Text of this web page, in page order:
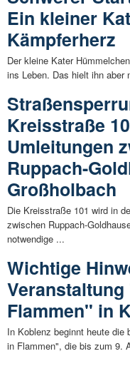
Ein kleiner
Kämpferherz
Der kleine Kater
ins Leben. Das hielt ihn aber
Kreisstraße
Umleitungen
Ruppach-
Großholbach
Die Kreisstraße 101 wird in
zwischen Ruppach-
notwendige ...
Wichtige
Flammen" in
In Koblenz beginnt heute die
in Flammen", die bis zum 9.